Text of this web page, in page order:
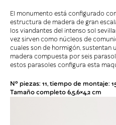
El monumento está configurado
estructura de madera de gran
los viandantes del intenso sol
vez sirven como núcleos de
cuales son de hormigón, sustentan
madera compuesta por seis
estos parasoles configura esta
Nº piezas: 11, tiempo de montaje:
Tamaño completo 6,5,6×4,2 cm